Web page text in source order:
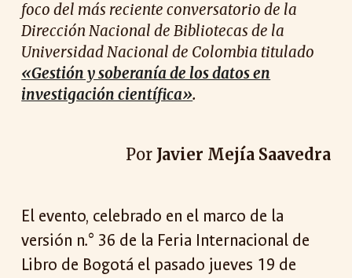
foco del más reciente conversatorio de la
Dirección Nacional de Bibliotecas de la
Universidad Nacional de Colombia titulado
«Gestión y soberanía de los datos en
investigación científica».
Por Javier Mejía Saavedra
El evento, celebrado en el marco de la
versión n.° 36 de la Feria Internacional de
Libro de Bogotá el pasado jueves 19 de